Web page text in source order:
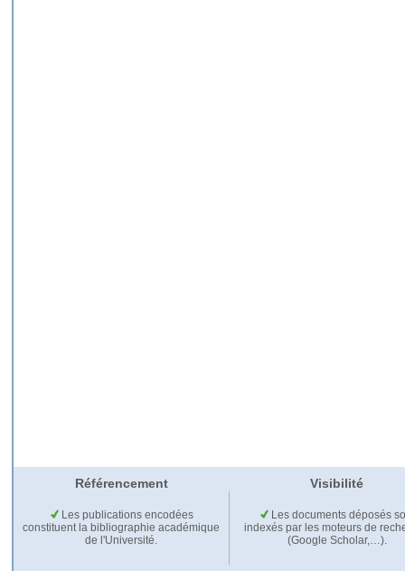
Référencement Visibilité
Les publications encodées
constituent la bibliographie académique
de l'Université.
Les documents déposés
indexés par les moteurs de
(Google Scholar,…).